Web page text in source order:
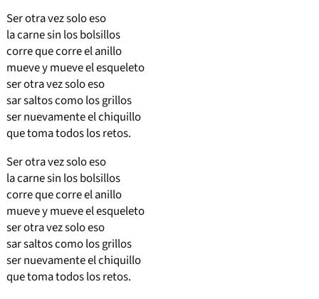
Ser otra vez solo eso
la carne sin los bolsillos
corre que corre el anillo
mueve y mueve el esqueleto
ser otra vez solo eso
sar saltos como los grillos
ser nuevamente el chiquillo
que toma todos los retos.
Ser otra vez solo eso
la carne sin los bolsillos
corre que corre el anillo
mueve y mueve el esqueleto
ser otra vez solo eso
sar saltos como los grillos
ser nuevamente el chiquillo
que toma todos los retos.